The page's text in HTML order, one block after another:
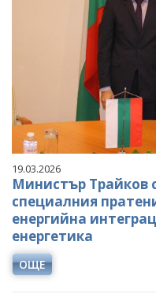
19.03.2026
Министър Трайков
специалния
енергийна
енергетика
ОЩЕ